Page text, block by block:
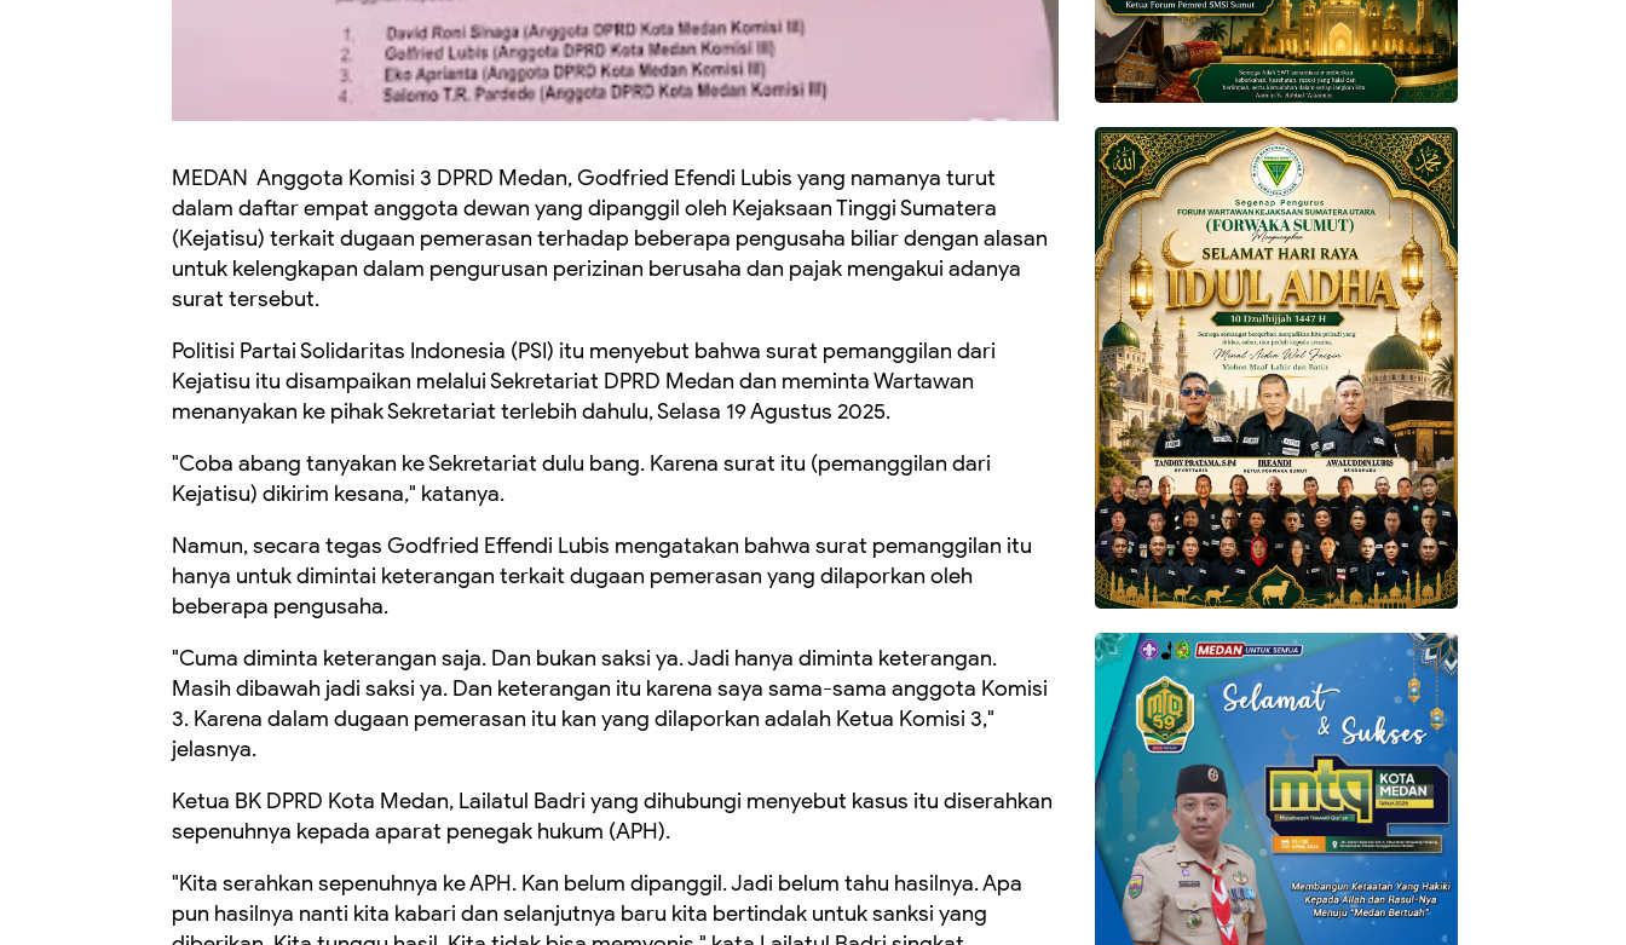
MEDAN Anggota Komisi 3 DPRD Medan, Godfried Efendi Lubis yang namanya turut
dalam daftar empat anggota dewan yang dipanggil oleh Kejaksaan Tinggi Sumatera
(Kejatisu) terkait dugaan pemerasan terhadap beberapa pengusaha biliar dengan alasan
untuk kelengkapan dalam pengurusan perizinan berusaha dan pajak mengakui adanya
surat tersebut.
Politisi Partai Solidaritas Indonesia (PSI) itu menyebut bahwa surat pemanggilan dari
Kejatisu itu disampaikan melalui Sekretariat DPRD Medan dan meminta Wartawan
menanyakan ke pihak Sekretariat terlebih dahulu, Selasa 19 Agustus 2025.
"Coba abang tanyakan ke Sekretariat dulu bang. Karena surat itu (pemanggilan dari
Kejatisu) dikirim kesana," katanya.
Namun, secara tegas Godfried Effendi Lubis mengatakan bahwa surat pemanggilan itu
hanya untuk dimintai keterangan terkait dugaan pemerasan yang dilaporkan oleh
beberapa pengusaha.
"Cuma diminta keterangan saja. Dan bukan saksi ya. Jadi hanya diminta keterangan.
Masih dibawah jadi saksi ya. Dan keterangan itu karena saya sama-sama anggota Komisi
3. Karena dalam dugaan pemerasan itu kan yang dilaporkan adalah Ketua Komisi 3,"
jelasnya.
Ketua BK DPRD Kota Medan, Lailatul Badri yang dihubungi menyebut kasus itu diserahkan
sepenuhnya kepada aparat penegak hukum (APH).
"Kita serahkan sepenuhnya ke APH. Kan belum dipanggil. Jadi belum tahu hasilnya. Apa
pun hasilnya nanti kita kabari dan selanjutnya baru kita bertindak untuk sanksi yang